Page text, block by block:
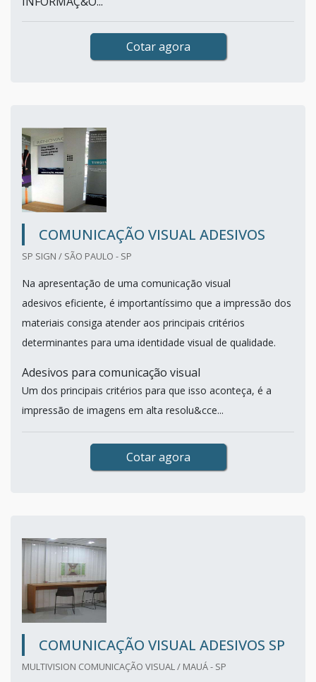
Cotar agora
COMUNICAÇÃO VISUAL ADESIVOS
SP SIGN / SÃO PAULO - SP
Na apresentação de uma comunicação visual
adesivos eficiente, é importantíssimo que a impressão dos
materiais consiga atender aos principais critérios
determinantes para uma identidade visual de qualidade.
Adesivos para comunicação visual
Um dos principais critérios para que isso aconteça, é a
impressão de imagens em alta resolu&cce...
Cotar agora
COMUNICAÇÃO VISUAL ADESIVOS SP
MULTIVISION COMUNICAÇÃO VISUAL / MAUÁ - SP